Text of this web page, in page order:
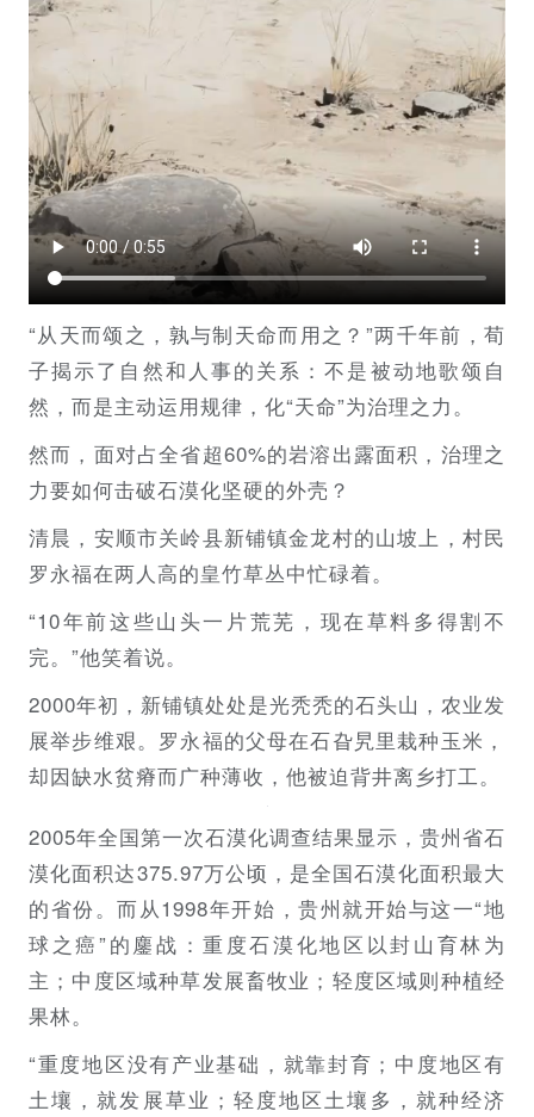
“从天而颂之，孰与制天命而用之？”两千年前，荀
子揭示了自然和人事的关系：不是被动地歌颂自
然，而是主动运用规律，化“天命”为治理之力。
然而，面对占全省超60%的岩溶出露面积，治理之
力要如何击破石漠化坚硬的外壳？
清晨，安顺市关岭县新铺镇金龙村的山坡上，村民
罗永福在两人高的皇竹草丛中忙碌着。
“10年前这些山头一片荒芜，现在草料多得割不
完。”他笑着说。
2000年初，新铺镇处处是光秃秃的石头山，农业发
展举步维艰。罗永福的父母在石旮旯里栽种玉米，
却因缺水贫瘠而广种薄收，他被迫背井离乡打工。
2005年全国第一次石漠化调查结果显示，贵州省石
漠化面积达375.97万公顷，是全国石漠化面积最大
的省份。而从1998年开始，贵州就开始与这一“地
球之癌”的鏖战：重度石漠化地区以封山育林为
主；中度区域种草发展畜牧业；轻度区域则种植经
果林。
“重度地区没有产业基础，就靠封育；中度地区有
土壤，就发展草业；轻度地区土壤多，就种经济